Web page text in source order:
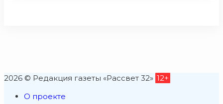
2026 © Редакция газеты «Рассвет 32» 12+
О проекте